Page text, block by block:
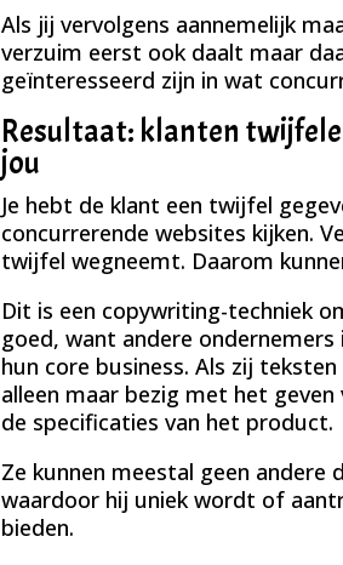
Als jij vervolgens aannemelijk
verzuim eerst ook daalt maar
geïnteresseerd zijn in wat
Resultaat: klanten
jou
Je hebt de klant een twijfel
concurrerende websites kijken.
twijfel wegneemt. Daarom
Dit is een copywriting-techniek
goed, want andere
hun core business. Als zij
alleen maar bezig met het
de specificaties van het product.
Ze kunnen meestal geen andere
waardoor hij uniek wordt of
bieden.